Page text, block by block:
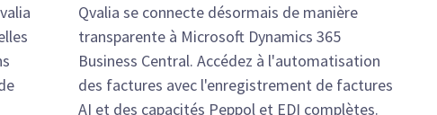
Qvalia se connecte désormais de manière
transparente à Microsoft Dynamics 365
Business Central. Accédez à l'automatisation
des factures avec l'enregistrement de factures
AI et des capacités Peppol et EDI complètes.